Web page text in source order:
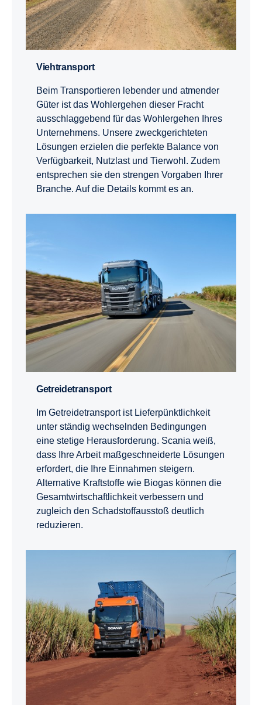
Viehtrans­port
Beim Transportieren lebender und atmender
Güter ist das Wohlergehen dieser Fracht
ausschlaggebend für das Wohlergehen Ihres
Unternehmens. Unsere zweckgerichteten
Lösungen erzielen die perfekte Balance von
Verfügbarkeit, Nutzlast und Tierwohl. Zudem
entsprechen sie den strengen Vorgaben Ihrer
Branche. Auf die Details kommt es an.
Getrei­de­trans­port
Im Getreidetransport ist Lieferpünktlichkeit
unter ständig wechselnden Bedingungen
eine stetige Herausforderung. Scania weiß,
dass Ihre Arbeit maßgeschneiderte Lösungen
erfordert, die Ihre Einnahmen steigern.
Alternative Kraftstoffe wie Biogas können die
Gesamtwirtschaftlichkeit verbessern und
zugleich den Schadstoffausstoß deutlich
reduzieren.